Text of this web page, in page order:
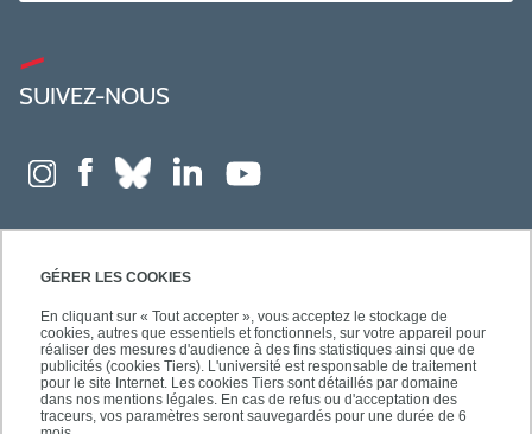
GÉRER LES COOKIES
En cliquant sur « Tout accepter », vous acceptez le stockage de
cookies, autres que essentiels et fonctionnels, sur votre appareil pour
réaliser des mesures d'audience à des fins statistiques ainsi que de
publicités (cookies Tiers). L'université est responsable de traitement
pour le site Internet. Les cookies Tiers sont détaillés par domaine
dans nos mentions légales. En cas de refus ou d'acceptation des
traceurs, vos paramètres seront sauvegardés pour une durée de 6
SUIVEZ-NOUS